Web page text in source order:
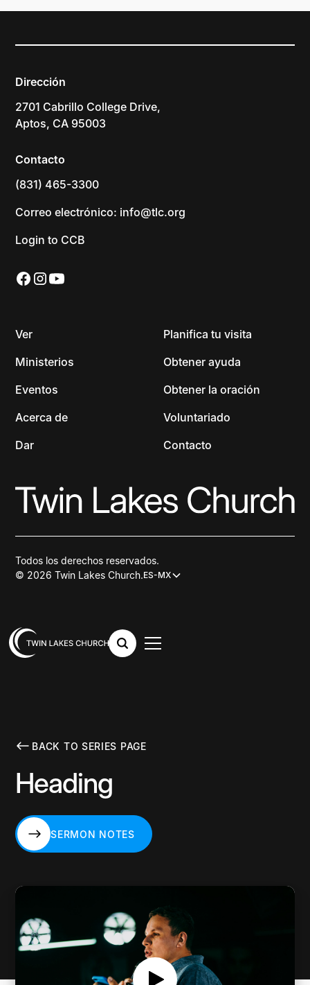
Dirección
2701 Cabrillo College Drive,
Aptos, CA 95003
Contacto
(831) 465-3300
Correo electrónico: info@tlc.org
Login to CCB
Ver
Ministerios
Eventos
Acerca de
Dar
Planifica tu visita
Obtener ayuda
Obtener la oración
Voluntariado
Contacto
© 2026 Twin Lakes Church.ES-MX
Todos los derechos reservados.
BACK TO SERIES PAGE
Heading
SERMON NOTES